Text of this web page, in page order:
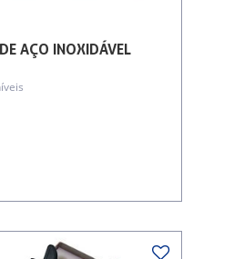
AÇO INOXIDÁVEL